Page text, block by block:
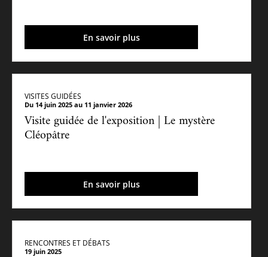
En savoir plus
VISITES GUIDÉES
Du 14 juin 2025 au 11 janvier 2026
Visite guidée de l'exposition | Le mystère
Cléopâtre
En savoir plus
RENCONTRES ET DÉBATS
19 juin 2025